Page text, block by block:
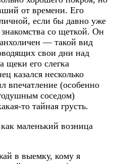
от времени. Его
если бы давно уже
знакомства со щеткой. Он
— такой вид
свои дни над
щеки его слегка
казался несколько
впечатление (особенно
соседом)
то тайная грусть.
маленький возница
в выемку, кому я